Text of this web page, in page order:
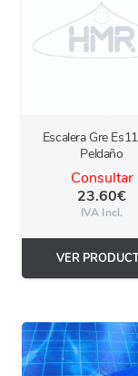
Escalera Gre
Peldaño
Consultar
23.60€
IVA Incl.
VER